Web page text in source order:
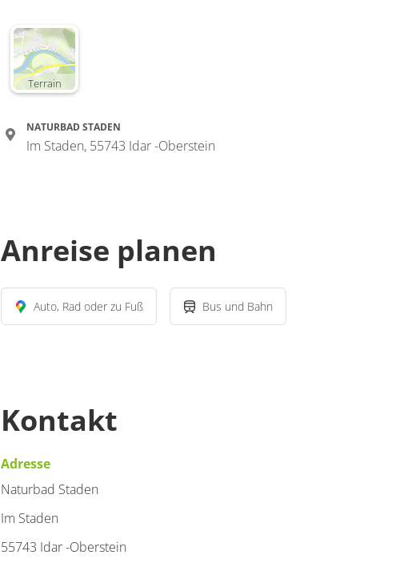
Terrain
NATURBAD STADEN
Im Staden, 55743 Idar -Oberstein
Anreise planen
Auto, Rad oder zu Fuß Bus und Bahn
Kontakt
Adresse
Naturbad Staden
Im Staden
55743 Idar -Oberstein